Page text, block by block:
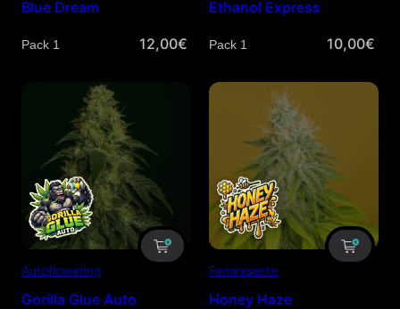
Blue Dream
Menge 12,00€
Ethanol Express
Menge 10,00€
Autoflowering
Gorilla Glue Auto
Feminisierte
Honey Haze